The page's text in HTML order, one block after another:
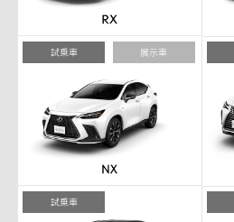
試乗車 展示車
試乗車